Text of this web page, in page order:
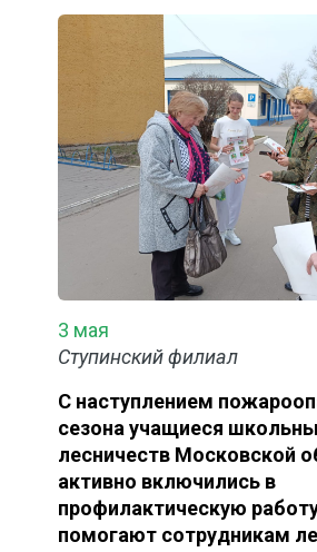
3 мая
Ступинский филиал
С наступлением
сезона учащиеся
лесничеств Московской
активно включились в
профилактическую
помогают сотрудникам